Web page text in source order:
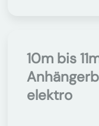
10m bis
elektro